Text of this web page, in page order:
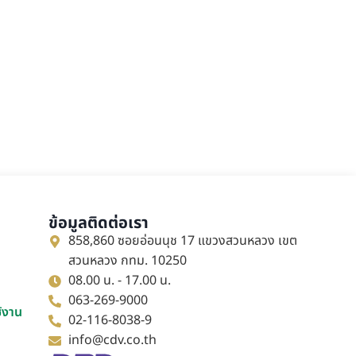
าน
ข้อมูลติดต่อเรา
858,860 ซอยอ่อนนุช 17 แขวงสวนหลวง เขต
สวนหลวง กทม. 10250
08.00 น. - 17.00 น.
063-269-9000
02-116-8038-9
info@cdv.co.th